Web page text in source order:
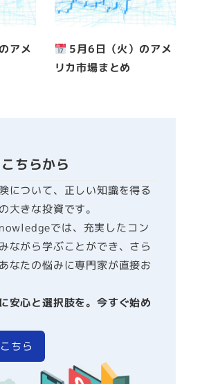
アメ
5月6日（火）のアメ
リカ市場まとめ
ちらから
について、正しい知識を得る
大きな投資です。
では、充実したコン
ながら学ぶことができ、さら
なたの悩みに専門家が直接お
安心と選択肢を。今すぐ始め
ちら